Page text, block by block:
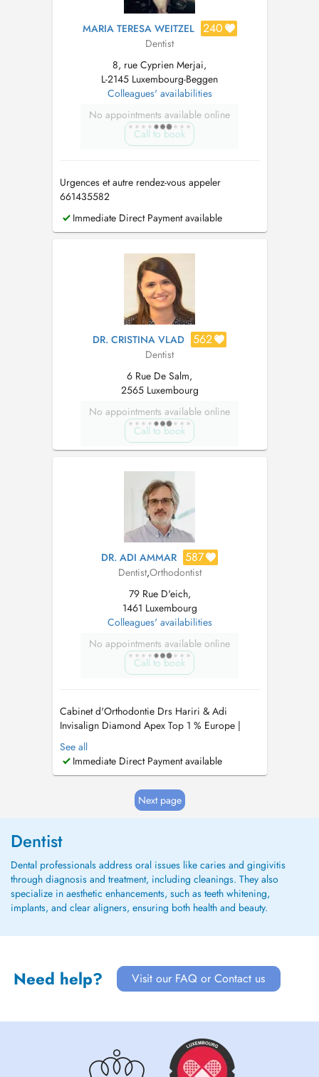
MARIA TERESA WEITZEL 240
Dentist
8, rue Cyprien Merjai,
L-2145 Luxembourg-Beggen
Colleagues' availabilities
No appointments available online
Call to book
Urgences et autre rendez-vous appeler
661435582
Immediate Direct Payment available
DR. CRISTINA VLAD 562
Dentist
6 Rue De Salm,
2565 Luxembourg
No appointments available online
Call to book
DR. ADI AMMAR 587
Dentist,Orthodontist
79 Rue D'eich,
1461 Luxembourg
Colleagues' availabilities
No appointments available online
Call to book
Cabinet d'Orthodontie Drs Hariri & Adi
Invisalign Diamond Apex Top 1 % Europe |
Tiers payant agréé (PID) Le cabinet des Drs
Hariri & Adi est spécialisé en orthodontie
moderne, reconnu pour son expertise avancée
personnalisée du soin. Nous accueillons les
See all
Immediate Direct Payment available
Next page
Dentist
Dental professionals address oral issues like caries and gingivitis
through diagnosis and treatment, including cleanings. They also
specialize in aesthetic enhancements, such as teeth whitening,
implants, and clear aligners, ensuring both health and beauty.
Need help? Visit our FAQ or Contact us